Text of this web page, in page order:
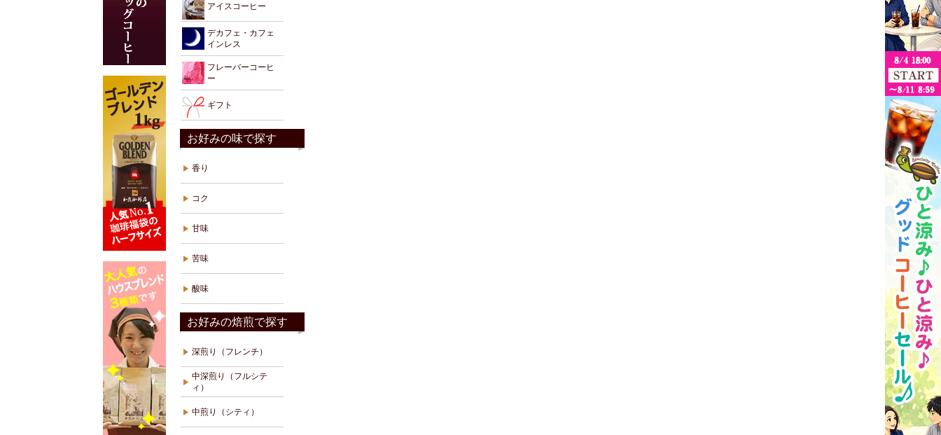
アイスコーヒー
デカフェ・カフェ
インレス
フレーバーコーヒ
ー
ギフト
お好みの味で探す
香り
コク
甘味
苦味
酸味
お好みの焙煎で探す
深煎り（フレンチ）
中深煎り（フルシテ
ィ）
中煎り（シティ）